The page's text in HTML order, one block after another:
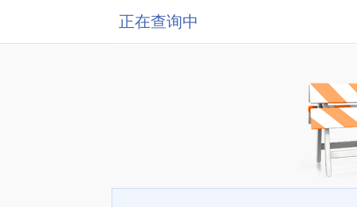
正在查询中